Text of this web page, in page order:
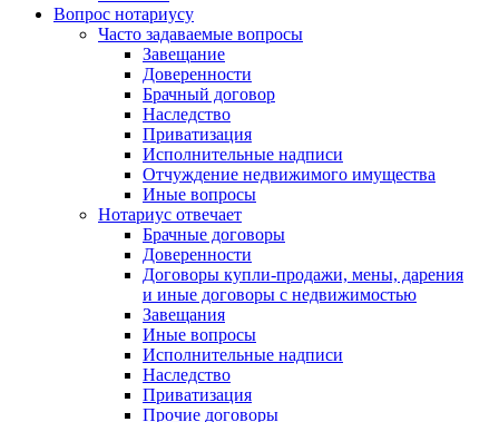
Вопрос нотариусу
Часто задаваемые вопросы
Завещание
Доверенности
Брачный договор
Наследство
Приватизация
Исполнительные надписи
Отчуждение недвижимого имущества
Иные вопросы
Нотариус отвечает
Брачные договоры
Доверенности
Договоры купли-продажи, мены, дарения
и иные договоры с недвижимостью
Завещания
Иные вопросы
Исполнительные надписи
Наследство
Приватизация
Прочие договоры